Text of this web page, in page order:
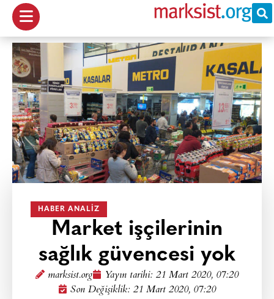
HABER ANALIZ
Market işçilerinin
sağlık güvencesi yok
marksist.org Yayın tarihi: 21 Mart 2020, 07:20
Son Değişiklik: 21 Mart 2020, 07:20